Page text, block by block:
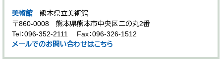
美術館
熊本県立美術館
〒860-0008
熊本県熊本市中央区二の丸2番
Tel：096-352-2111
Fax：096-326-1512
メールでのお問い合わせはこちら